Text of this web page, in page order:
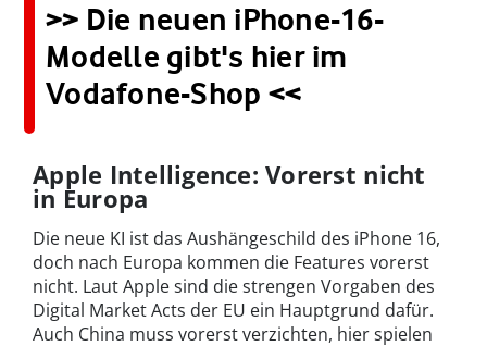
>> Die neuen iPhone-16-
Modelle gibt's hier im
Vodafone-Shop <<
Apple Intelligence: Vorerst nicht
in Europa
Die neue KI ist das Aushängeschild des iPhone 16,
doch nach Europa kommen die Features vorerst
nicht. Laut Apple sind die strengen Vorgaben des
Digital Market Acts der EU ein Hauptgrund dafür.
Auch China muss vorerst verzichten, hier spielen